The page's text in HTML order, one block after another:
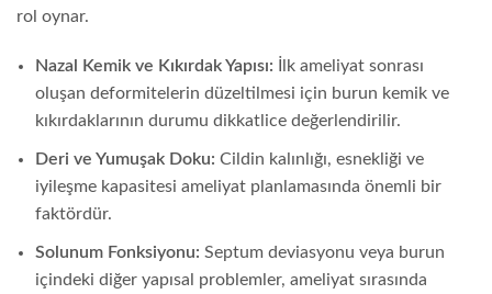
rol oynar.
Nazal Kemik ve Kıkırdak Yapısı: İlk ameliyat sonrası
oluşan deformitelerin düzeltilmesi için burun kemik ve
kıkırdaklarının durumu dikkatlice değerlendirilir.
Deri ve Yumuşak Doku: Cildin kalınlığı, esnekliği ve
iyileşme kapasitesi ameliyat planlamasında önemli bir
faktördür.
Solunum Fonksiyonu: Septum deviasyonu veya burun
içindeki diğer yapısal problemler, ameliyat sırasında